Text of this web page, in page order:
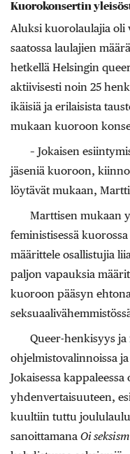
Kuorokonsertin
Aluksi kuorolaulajia oli
saatossa laulajien
hetkellä Helsingin
aktiivisesti noin 25
ikäisiä ja erilaisista
mukaan kuoroon
– Jokaisen
jäseniä kuoroon,
löytävät mukaan,
Marttisen mukaan
feministisessä
määrittele osallistujia
paljon vapauksia
kuoroon pääsyn
Queer-henkisyys
ohjelmistovalinnoissa
Jokaisessa
yhdenvertaisuuteen,
kuultiin tuttu joululaulu
sanoittamana Oi